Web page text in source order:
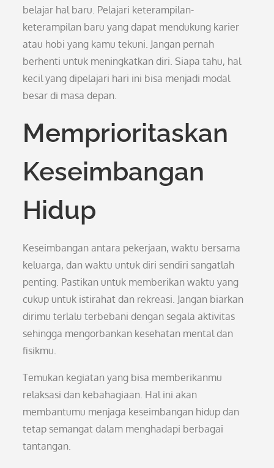
belajar hal baru. Pelajari keterampilan-
keterampilan baru yang dapat mendukung karier
atau hobi yang kamu tekuni. Jangan pernah
berhenti untuk meningkatkan diri. Siapa tahu, hal
kecil yang dipelajari hari ini bisa menjadi modal
besar di masa depan.
Memprioritaskan
Keseimbangan
Hidup
Keseimbangan antara pekerjaan, waktu bersama
keluarga, dan waktu untuk diri sendiri sangatlah
penting. Pastikan untuk memberikan waktu yang
cukup untuk istirahat dan rekreasi. Jangan biarkan
dirimu terlalu terbebani dengan segala aktivitas
sehingga mengorbankan kesehatan mental dan
fisikmu.
Temukan kegiatan yang bisa memberikanmu
relaksasi dan kebahagiaan. Hal ini akan
membantumu menjaga keseimbangan hidup dan
tetap semangat dalam menghadapi berbagai
tantangan.